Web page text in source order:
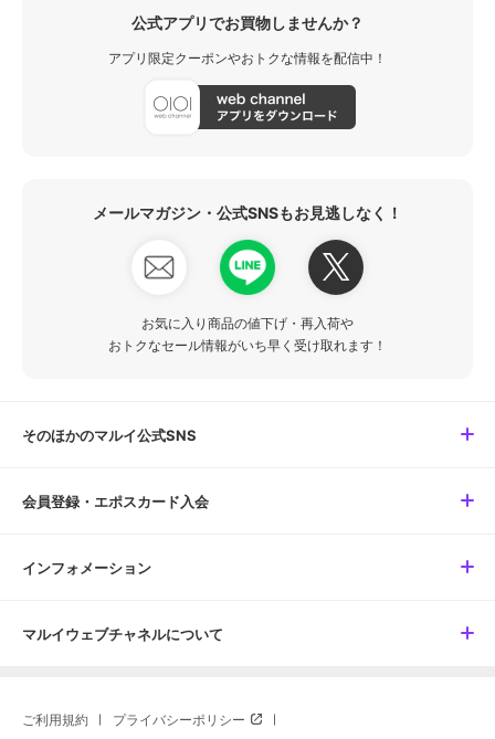
公式アプリでお買物しませんか？
アプリ限定クーポンやおトクな情報を配信中！
メールマガジン・公式SNSもお見逃しなく！
お気に入り商品の値下げ・再入荷や
おトクなセール情報がいち早く受け取れます！
そのほかのマルイ公式SNS
会員登録・エポスカード入会
インフォメーション
マルイウェブチャネルについて
ご利用規約 プライバシーポリシー